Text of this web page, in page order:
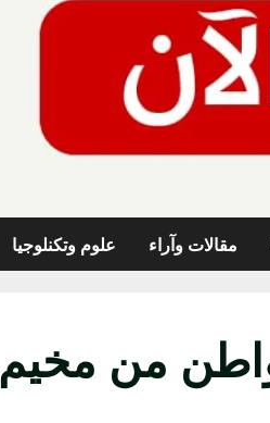
مقالات وآراء علوم وتكنلوجيا